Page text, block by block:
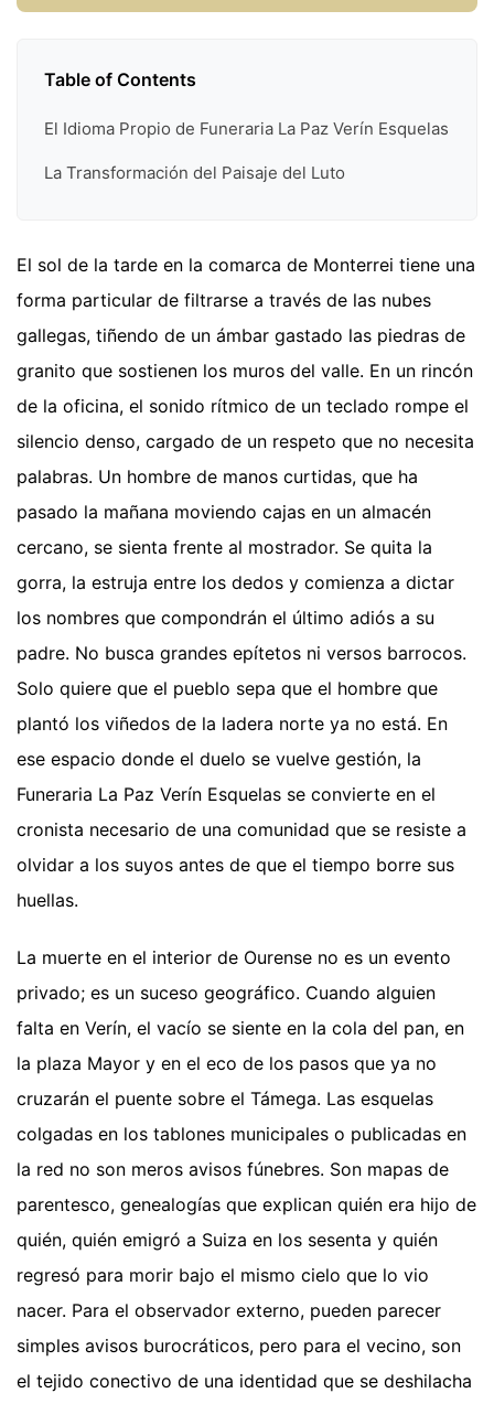
Table of Contents
El Idioma Propio de Funeraria La Paz Verín Esquelas
La Transformación del Paisaje del Luto
El sol de la tarde en la comarca de Monterrei tiene una
forma particular de filtrarse a través de las nubes
gallegas, tiñendo de un ámbar gastado las piedras de
granito que sostienen los muros del valle. En un rincón
de la oficina, el sonido rítmico de un teclado rompe el
silencio denso, cargado de un respeto que no necesita
palabras. Un hombre de manos curtidas, que ha
pasado la mañana moviendo cajas en un almacén
cercano, se sienta frente al mostrador. Se quita la
gorra, la estruja entre los dedos y comienza a dictar
los nombres que compondrán el último adiós a su
padre. No busca grandes epítetos ni versos barrocos.
Solo quiere que el pueblo sepa que el hombre que
plantó los viñedos de la ladera norte ya no está. En
ese espacio donde el duelo se vuelve gestión, la
Funeraria La Paz Verín Esquelas se convierte en el
cronista necesario de una comunidad que se resiste a
olvidar a los suyos antes de que el tiempo borre sus
huellas.
La muerte en el interior de Ourense no es un evento
privado; es un suceso geográfico. Cuando alguien
falta en Verín, el vacío se siente en la cola del pan, en
la plaza Mayor y en el eco de los pasos que ya no
cruzarán el puente sobre el Támega. Las esquelas
colgadas en los tablones municipales o publicadas en
la red no son meros avisos fúnebres. Son mapas de
parentesco, genealogías que explican quién era hijo de
quién, quién emigró a Suiza en los sesenta y quién
regresó para morir bajo el mismo cielo que lo vio
nacer. Para el observador externo, pueden parecer
simples avisos burocráticos, pero para el vecino, son
el tejido conectivo de una identidad que se deshilacha